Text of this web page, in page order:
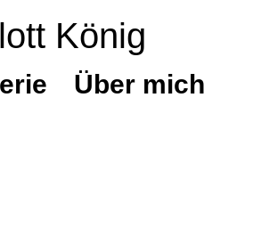
König
Über mich